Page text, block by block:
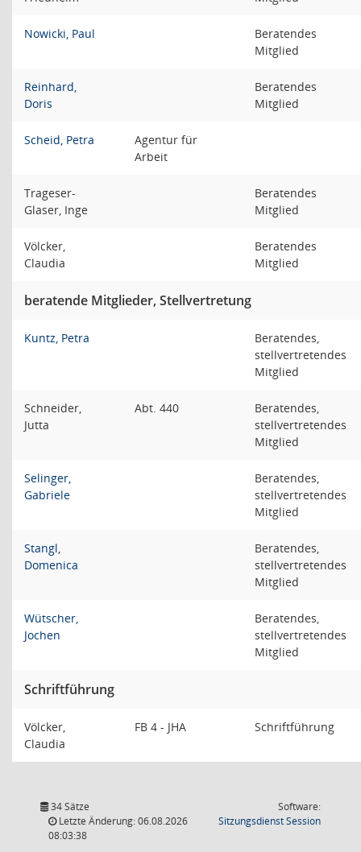
Nowicki, Paul
Beratendes
Mitglied
Reinhard,
Doris
Beratendes
Mitglied
Scheid, Petra
Agentur für
Arbeit
Trageser-
Glaser, Inge
Beratendes
Mitglied
Völcker,
Claudia
Beratendes
Mitglied
beratende Mitglieder, Stellvertretung
Kuntz, Petra
Beratendes,
stellvertretendes
Mitglied
Schneider,
Jutta
Abt. 440
Beratendes,
stellvertretendes
Mitglied
Selinger,
Gabriele
Beratendes,
stellvertretendes
Mitglied
Stangl,
Domenica
Beratendes,
stellvertretendes
Mitglied
Wütscher,
Jochen
Beratendes,
stellvertretendes
Mitglied
Schriftführung
Völcker,
Claudia
FB 4 - JHA Schriftführung
34 Sätze
Letzte Änderung: 06.08.2026
08:03:38
Software:
SitzungsdienstSession(Wird in